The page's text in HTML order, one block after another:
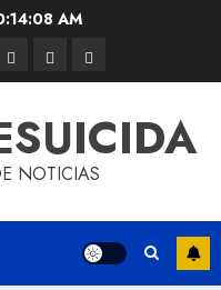
AM
NOTICIAS